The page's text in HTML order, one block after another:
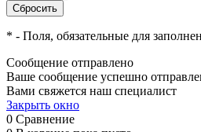
* - Поля, обязательные для
Сообщение отправлено
Ваше сообщение успешно
Вами свяжется наш специалист
Закрыть окно
0 Сравнение